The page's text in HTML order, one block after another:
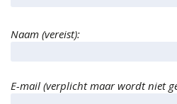
Naam (vereist):
E-mail (verplicht maar wordt niet